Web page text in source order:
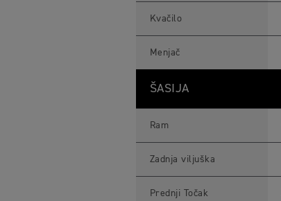
Kvačilo
Menjač
ŠASIJA
Ram
Zadnja viljuška
Prednji Točak